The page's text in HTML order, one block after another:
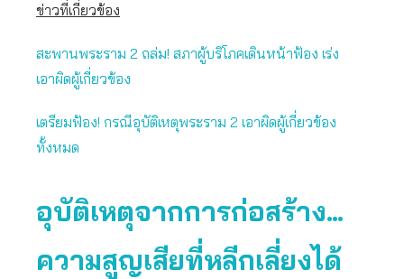
ข่าวที่เกี่ยวข้อง
สะพานพระราม 2 ถล่ม! สภาผู้บริโภคเดินหน้าฟ้อง เร่ง
เอาผิดผู้เกี่ยวข้อง
เตรียมฟ้อง! กรณีอุบัติเหตุพระราม 2 เอาผิดผู้เกี่ยวข้อง
ทั้งหมด
อุบัติเหตุจากการก่อสร้าง…
ความสูญเสียที่หลีกเลี่ยงได้